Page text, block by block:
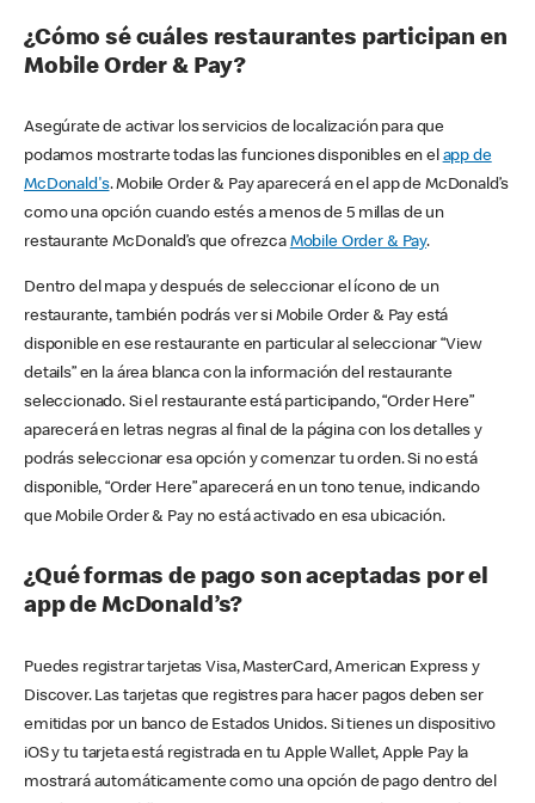
¿Cómo sé cuáles restaurantes participan en
Mobile Order & Pay?
Asegúrate de activar los servicios de localización para que
podamos mostrarte todas las funciones disponibles en el app de
McDonald's. Mobile Order & Pay aparecerá en el app de McDonald’s
como una opción cuando estés a menos de 5 millas de un
restaurante McDonald’s que ofrezca Mobile Order & Pay.
Dentro del mapa y después de seleccionar el ícono de un
restaurante, también podrás ver si Mobile Order & Pay está
disponible en ese restaurante en particular al seleccionar “View
details” en la área blanca con la información del restaurante
seleccionado. Si el restaurante está participando, “Order Here”
aparecerá en letras negras al final de la página con los detalles y
podrás seleccionar esa opción y comenzar tu orden. Si no está
disponible, “Order Here” aparecerá en un tono tenue, indicando
que Mobile Order & Pay no está activado en esa ubicación.
¿Qué formas de pago son aceptadas por el
app de McDonald’s?
Puedes registrar tarjetas Visa, MasterCard, American Express y
Discover. Las tarjetas que registres para hacer pagos deben ser
emitidas por un banco de Estados Unidos. Si tienes un dispositivo
iOS y tu tarjeta está registrada en tu Apple Wallet, Apple Pay la
mostrará automáticamente como una opción de pago dentro del